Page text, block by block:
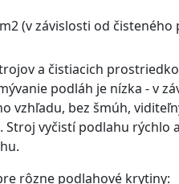
(v závislosti od čisteného
a čistiacich
podláh je nízka - v
vzhľadu, bez šmúh,
vyčistí podlahu rýchlo
rôzne podlahové krytiny: